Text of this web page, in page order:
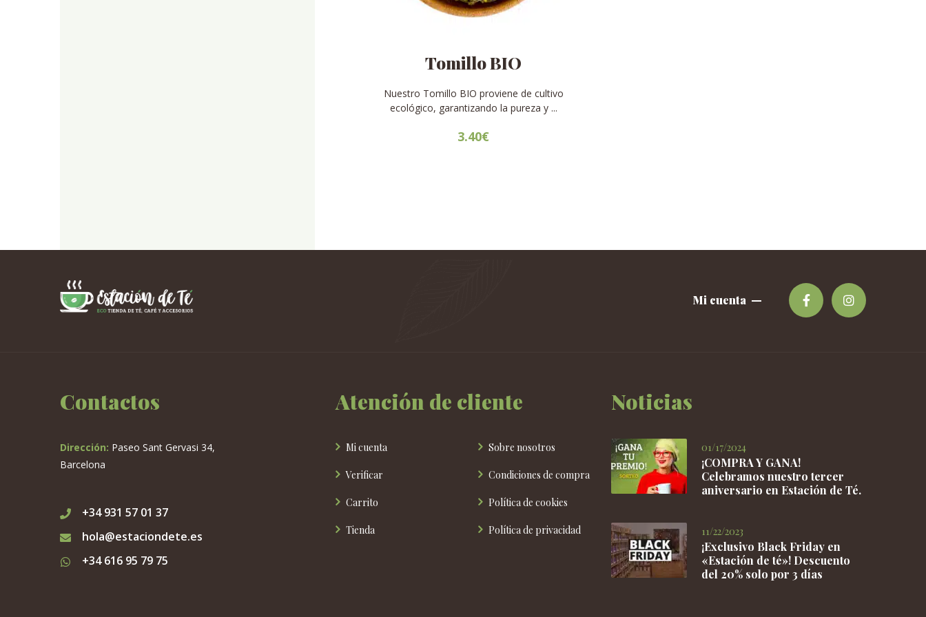
Tomillo BIO
Nuestro Tomillo BIO proviene de cultivo
ecológico, garantizando la pureza y ...
3.40€
opciones
Mi cuenta
Contactos
Dirección: Paseo Sant Gervasi 34,
Barcelona
+34 931 57 01 37
hola@estaciondete.es
+34 616 95 79 75
Atención de cliente
Mi cuenta
Verificar
Carrito
Tienda
Sobre nosotros
Condiciones de compra
Política de cookies
Política de privacidad
Noticias
01/17/2024
¡COMPRA Y GANA!
Celebramos nuestro tercer
aniversario en Estación de Té.
11/22/2023
¡Exclusivo Black Friday en
«Estación de té»! Descuento
del 20% solo por 3 días